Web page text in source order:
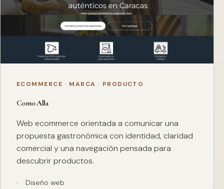
ECOMMERCE · MARCA · PRODUCTO
Como Alla
Web ecommerce orientada a comunicar una
propuesta gastronómica con identidad, claridad
comercial y una navegación pensada para
descubrir productos.
Diseño web